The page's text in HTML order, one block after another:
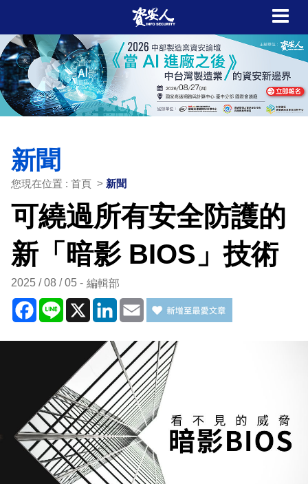
新聞
您現在位置 : 首頁 > 新聞
可繞過所有安全防護的
新「暗影 BIOS」技術
2025 / 08 / 05 編輯部
Facebook
Line X LinkedIn
Email